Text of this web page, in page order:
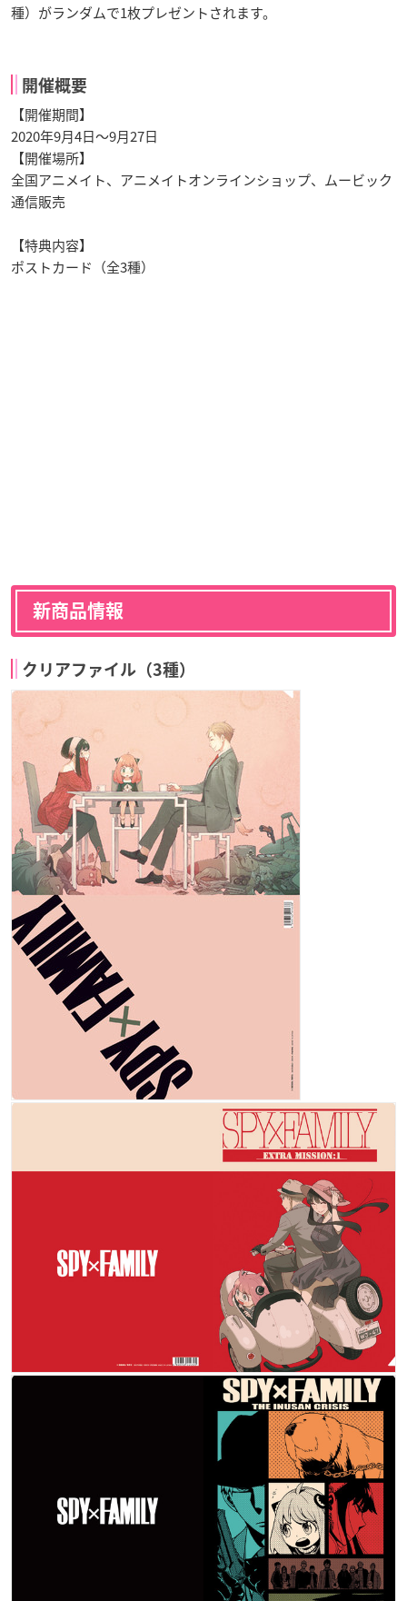
種）がランダムで1枚プレゼントされます。
開催概要
【開催期間】
2020年9月4日～9月27日
【開催場所】
全国アニメイト、アニメイトオンラインショップ、ムービック
通信販売
【特典内容】
ポストカード（全3種）
新商品情報
クリアファイル（3種）